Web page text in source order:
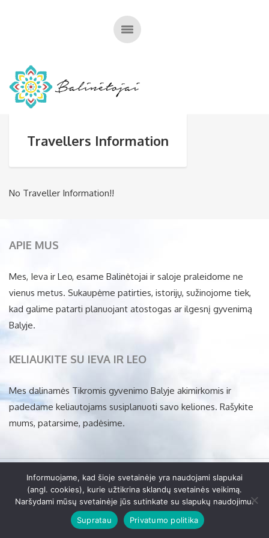
Travellers Information
No Traveller Information!!
APIE MUS
Mes, Ieva ir Leo, esame Balinėtojai ir saloje praleidome ne
vienus metus. Sukaupėme patirties, istorijų, sužinojome tiek,
kad galime patarti planuojant atostogas ar ilgesnį gyvenimą
Balyje.
KELIAUKITE SU IEVA IR LEO
Mes dalinamės Tikromis gyvenimo Balyje akimirkomis ir
padedame keliautojams susiplanuoti savo keliones. Rašykite
mums, patarsime, padėsime.
© Balinėtojai, 2017
Duomenų apsauga Sprendimas: Websol
Informuojame, kad šioje svetainėje yra naudojami slapukai
(angl. cookies), kurie užtikrina sklandų svetainės veikimą.
Naršydami mūsų svetainėje jūs sutinkate su slapukų naudojimu.
Supratau
Privatumo politika